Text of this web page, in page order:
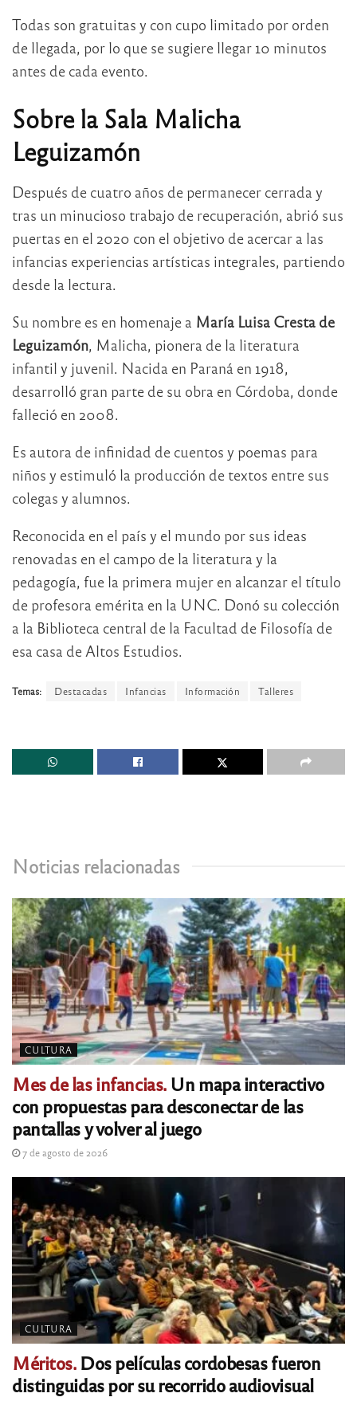
Todas son gratuitas y con cupo limitado por orden
de llegada, por lo que se sugiere llegar 10 minutos
antes de cada evento.
Sobre la Sala Malicha
Leguizamón
Después de cuatro años de permanecer cerrada y
tras un minucioso trabajo de recuperación, abrió sus
puertas en el 2020 con el objetivo de acercar a las
infancias experiencias artísticas integrales, partiendo
desde la lectura.
Su nombre es en homenaje a María Luisa Cresta de
Leguizamón , Malicha, pionera de la literatura
infantil y juvenil. Nacida en Paraná en 1918,
desarrolló gran parte de su obra en Córdoba, donde
falleció en 2008.
Es autora de infinidad de cuentos y poemas para
niños y estimuló la producción de textos entre sus
colegas y alumnos.
Reconocida en el país y el mundo por sus ideas
renovadas en el campo de la literatura y la
pedagogía, fue la primera mujer en alcanzar el título
de profesora emérita en la UNC. Donó su colección
a la Biblioteca central de la Facultad de Filosofía de
esa casa de Altos Estudios.
Temas: Destacadas Infancias Información Talleres
Noticias relacionadas
CULTURA
Mes de las infancias.Un mapa interactivo
con propuestas para desconectar de las
pantallas y volver al juego
7 de agosto de 2026
CULTURA
Méritos.Dos películas cordobesas fueron
distinguidas por su recorrido audiovisual